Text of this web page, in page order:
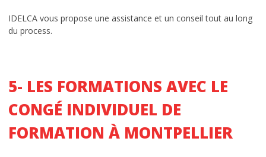
IDELCA vous propose une assistance et un conseil tout au long
du process.
5- LES FORMATIONS AVEC LE
CONGÉ INDIVIDUEL DE
FORMATION À MONTPELLIER